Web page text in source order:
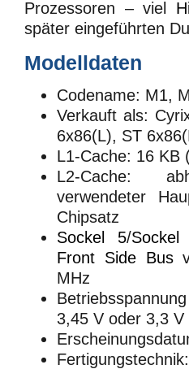
Prozessoren – viel
später eingeführten
Modelldaten
Codename: M1,
Verkauft als:
6x86(L), ST
L1-Cache: 16 KB
L2-Cache:
verwendeter
Chipsatz
Sockel 5/
Front Side Bus
MHz
3,45 V oder 3,3